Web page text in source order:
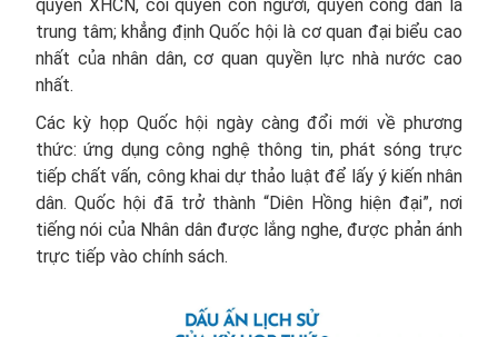
quyền XHCN, coi quyền con người, quyền công dân là
trung tâm; khẳng định Quốc hội là cơ quan đại biểu cao
nhất của nhân dân, cơ quan quyền lực nhà nước cao
nhất.
Các kỳ họp Quốc hội ngày càng đổi mới về phương
thức: ứng dụng công nghệ thông tin, phát sóng trực
tiếp chất vấn, công khai dự thảo luật để lấy ý kiến nhân
dân. Quốc hội đã trở thành “Diên Hồng hiện đại”, nơi
tiếng nói của Nhân dân được lắng nghe, được phản ánh
trực tiếp vào chính sách.